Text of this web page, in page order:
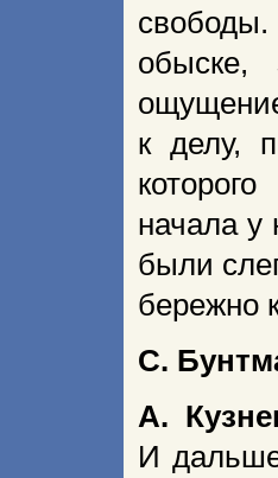
обыске,
к делу,
начала у
были
бережно
С.
А.
И